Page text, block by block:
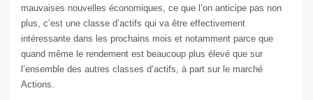
mauvaises nouvelles économiques, ce que l’on anticipe pas non
plus, c’est une classe d’actifs qui va être effectivement
intéressante dans les prochains mois et notamment parce que
quand même le rendement est beaucoup plus élevé que sur
l’ensemble des autres classes d’actifs, à part sur le marché
Actions.